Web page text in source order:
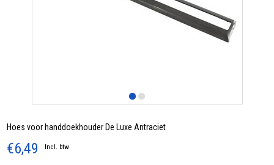
Hoes voor handdoekhouder De Luxe Antraciet
€6,49 Incl. btw